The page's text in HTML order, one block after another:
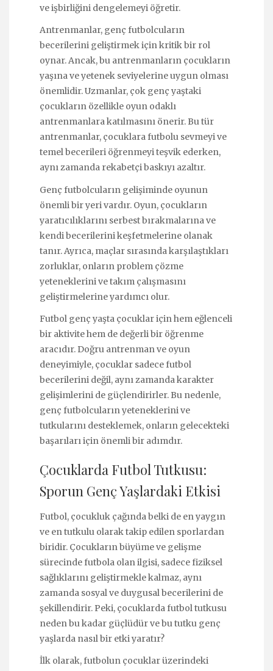
ve işbirliğini dengelemeyi öğretir.
Antrenmanlar, genç futbolcuların
becerilerini geliştirmek için kritik bir rol
oynar. Ancak, bu antrenmanların çocukların
yaşına ve yetenek seviyelerine uygun olması
önemlidir. Uzmanlar, çok genç yaştaki
çocukların özellikle oyun odaklı
antrenmanlara katılmasını önerir. Bu tür
antrenmanlar, çocuklara futbolu sevmeyi ve
temel becerileri öğrenmeyi teşvik ederken,
aynı zamanda rekabetçi baskıyı azaltır.
Genç futbolcuların gelişiminde oyunun
önemli bir yeri vardır. Oyun, çocukların
yaratıcılıklarını serbest bırakmalarına ve
kendi becerilerini keşfetmelerine olanak
tanır. Ayrıca, maçlar sırasında karşılaştıkları
zorluklar, onların problem çözme
yeteneklerini ve takım çalışmasını
geliştirmelerine yardımcı olur.
Futbol genç yaşta çocuklar için hem eğlenceli
bir aktivite hem de değerli bir öğrenme
aracıdır. Doğru antrenman ve oyun
deneyimiyle, çocuklar sadece futbol
becerilerini değil, aynı zamanda karakter
gelişimlerini de güçlendirirler. Bu nedenle,
genç futbolcuların yeteneklerini ve
tutkularını desteklemek, onların gelecekteki
başarıları için önemli bir adımdır.
Çocuklarda Futbol Tutkusu:
Sporun Genç Yaşlardaki Etkisi
Futbol, çocukluk çağında belki de en yaygın
ve en tutkulu olarak takip edilen sporlardan
biridir. Çocukların büyüme ve gelişme
sürecinde futbola olan ilgisi, sadece fiziksel
sağlıklarını geliştirmekle kalmaz, aynı
zamanda sosyal ve duygusal becerilerini de
şekillendirir. Peki, çocuklarda futbol tutkusu
neden bu kadar güçlüdür ve bu tutku genç
yaşlarda nasıl bir etki yaratır?
İlk olarak, futbolun çocuklar üzerindeki